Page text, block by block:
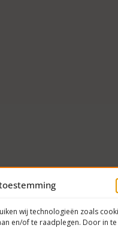
wij technologieën zoals
en/of te raadplegen. Door in te